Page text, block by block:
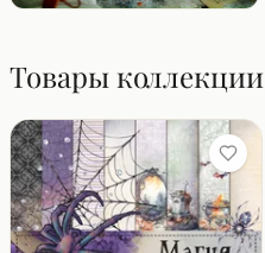
Товары коллекции